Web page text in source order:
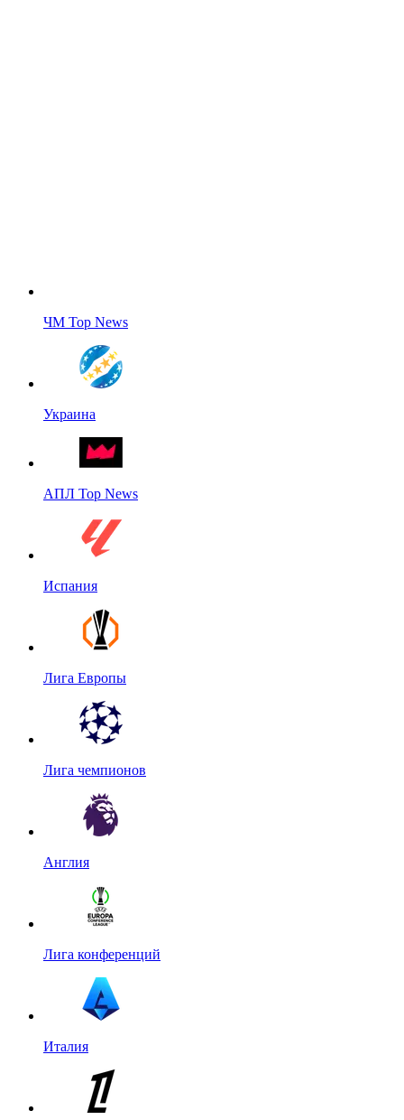
ЧМ Top News
Украина
АПЛ Top News
Испания
Лига Европы
Лига чемпионов
Англия
Лига конференций
Италия